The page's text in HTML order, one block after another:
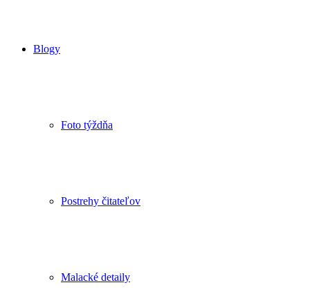
Blogy
Foto týždňa
Postrehy čitateľov
Malacké detaily